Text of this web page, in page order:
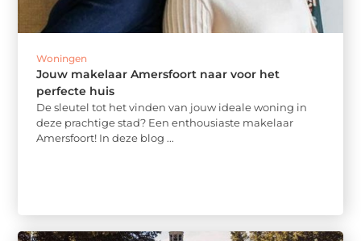
Woningen
Jouw makelaar Amersfoort naar voor het
perfecte huis
De sleutel tot het vinden van jouw ideale woning in
deze prachtige stad? Een enthousiaste makelaar
Amersfoort! In deze blog ...